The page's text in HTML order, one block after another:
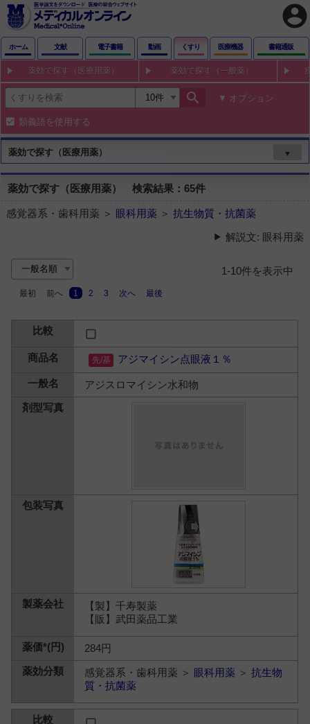
account_circle
ホーム 文献 電子書籍 動画 くすり 医療機器 書籍通販
薬効で探す（医療用薬） 薬効で探す（一般薬）
search オプション
類義語を使用する
薬効で探す（医療用薬） ▼
薬効で探す（医療用薬） 検索結果：65件
感覚器系・歯科用薬 ＞ 眼科用薬 ＞ 抗生物質・抗菌薬
解説文: 眼科用薬
1-10件を表示中
最初 前へ 1 2 3 次へ 最後
アジマイシン点眼液１％
アジスロマイシン水和物
【製】千寿製薬
【販】武田薬品工業
284円
感覚器系・歯科用薬 ＞ 眼科用薬 ＞抗生物
質・抗菌薬